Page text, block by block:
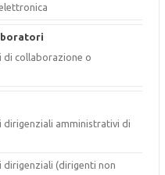
di collaborazione o
dirigenziali amministrativi di
dirigenziali (dirigenti non